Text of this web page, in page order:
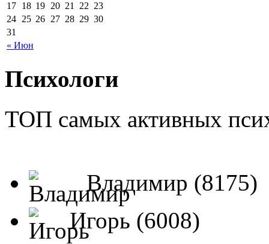
« Июн
17 18 19 20 21 22 23
24 25 26 27 28 29 30
31
Психологи
ТОП самых активных
Владимир (8175)
Игорь (6008)